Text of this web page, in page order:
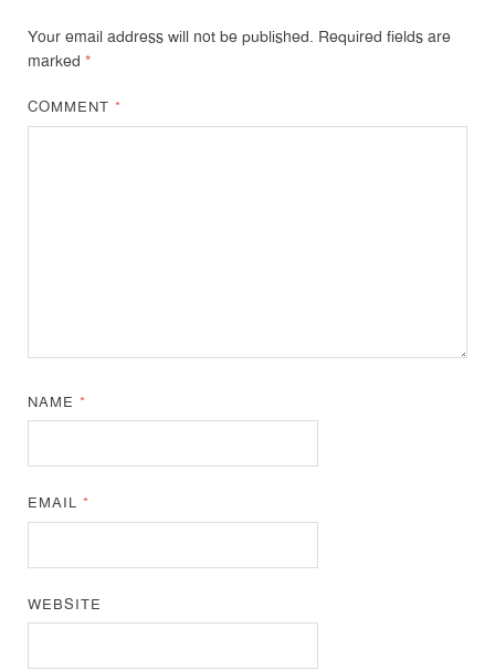
Your email address will not be published. Required fields are
marked *
COMMENT*
NAME*
EMAIL*
WEBSITE